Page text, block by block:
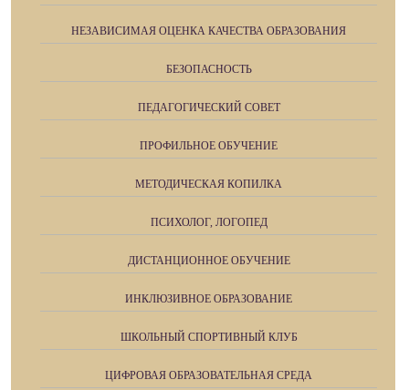
НЕЗАВИСИМАЯ ОЦЕНКА КАЧЕСТВА ОБРАЗОВАНИЯ
БЕЗОПАСНОСТЬ
ПЕДАГОГИЧЕСКИЙ СОВЕТ
ПРОФИЛЬНОЕ ОБУЧЕНИЕ
МЕТОДИЧЕСКАЯ КОПИЛКА
ПСИХОЛОГ, ЛОГОПЕД
ДИСТАНЦИОННОЕ ОБУЧЕНИЕ
ИНКЛЮЗИВНОЕ ОБРАЗОВАНИЕ
ШКОЛЬНЫЙ СПОРТИВНЫЙ КЛУБ
ЦИФРОВАЯ ОБРАЗОВАТЕЛЬНАЯ СРЕДА